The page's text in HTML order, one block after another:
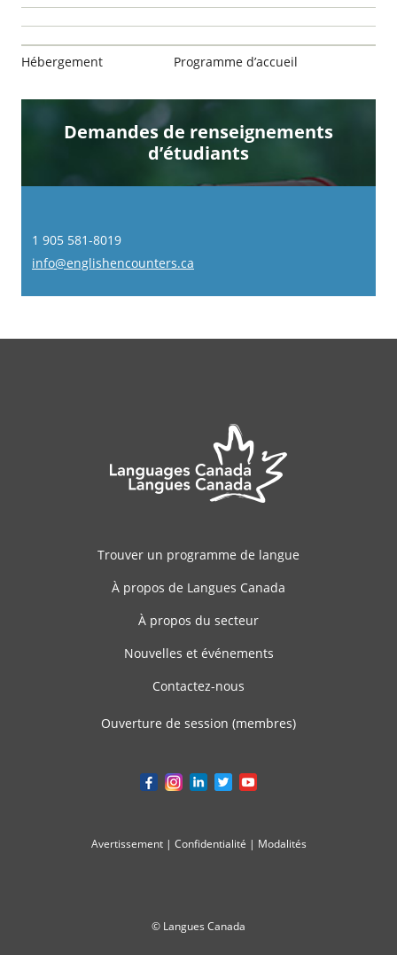
Hébergement Programme d’accueil
Demandes de renseignements
d’étudiants
1 905 581-8019
info@englishencounters.ca
Trouver un programme de langue
À propos de Langues Canada
À propos du secteur
Nouvelles et événements
Contactez-nous
Ouverture de session (membres)
Avertissement| Confidentialité | Modalités
© Langues Canada